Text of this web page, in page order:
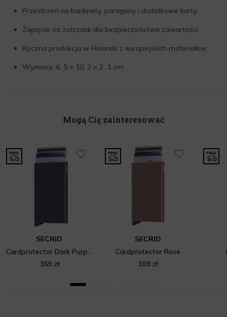
Przestrzeń na banknoty, paragony i dodatkowe karty
Zapięcie na zatrzask dla bezpieczeństwa zawartości
Ręczna produkcja w Holandii z europejskich materiałów
Wymiary: 6, 5 × 10, 2 × 2, 1 cm
Mogą Cię zainteresować
SECRID
Cardprotector Dark Purple
169 zł
SECRID
Cardprotector Rose
169 zł